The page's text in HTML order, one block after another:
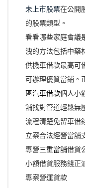
未上市股票在公開
的股票類型。
看看哪些家庭會議
洩的方法包括中藥
供機車借款最高可
可辦理優質當鋪。
區汽車借款個人小
舖找對管道輕鬆無
流程清楚免留車借
立案合法經營當舖
專營三重當舖借貸
小額借貸服務錢正
專案營運貸款